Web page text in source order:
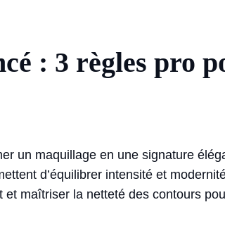
: 3 règles pro
un maquillage en une signature
d’équilibrer intensité et
maîtriser la netteté des contours